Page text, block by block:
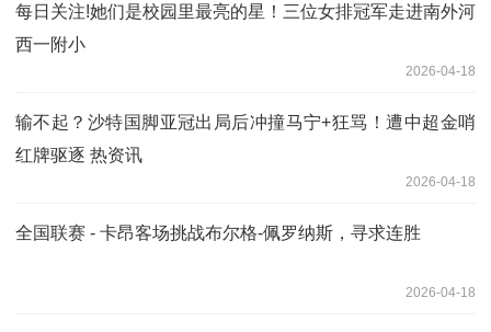
每日关注!她们是校园里最亮的星！三位女排冠军走进南外河
西一附小
2026-04-18
输不起？沙特国脚亚冠出局后冲撞马宁+狂骂！遭中超金哨
红牌驱逐 热资讯
2026-04-18
全国联赛 - 卡昂客场挑战布尔格-佩罗纳斯，寻求连胜
2026-04-18